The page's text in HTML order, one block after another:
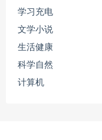
学习充电
文学小说
生活健康
科学自然
计算机